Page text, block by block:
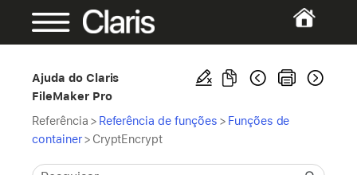
Ajuda do Claris
FileMaker Pro
Referência > Referência de funções > Funções de
container> CryptEncrypt